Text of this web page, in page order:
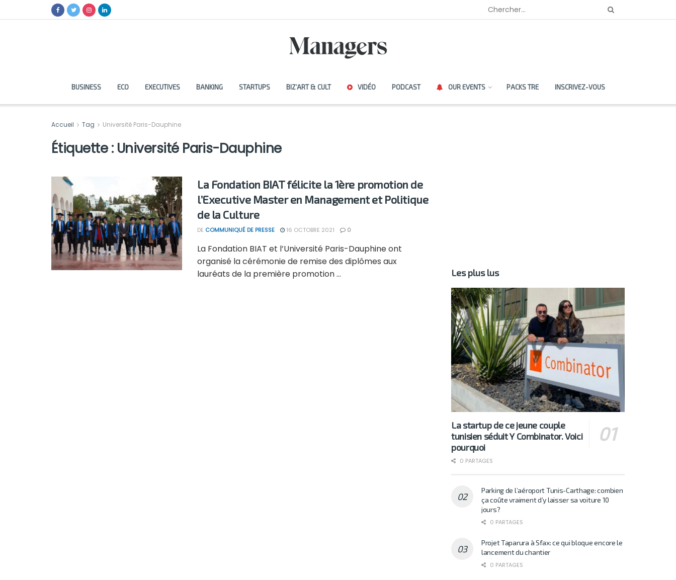
BUSINESS ECO EXECUTIVES BANKING STARTUPS BIZ’ART & CULT VIDÉO PODCAST OUR EVENTS PACKS TRE INSCRIVEZ-VOUS
Accueil Tag Université Paris-Dauphine
Étiquette : Université Paris-Dauphine
La Fondation BIAT félicite la 1ère promotion de
l’Executive Master en Management et Politique
de la Culture
DE COMMUNIQUÉ DE PRESSE 16 OCTOBRE 2021 0
La Fondation BIAT et l’Université Paris-Dauphine ont
organisé la cérémonie de remise des diplômes aux
lauréats de la première promotion ...
Les plus lus
La startup de ce jeune couple
tunisien séduit Y Combinator. Voici
pourquoi
0 PARTAGES
Parking de l’aéroport Tunis-Carthage: combien
ça coûte vraiment d’y laisser sa voiture 10
jours?
0 PARTAGES
Projet Taparura à Sfax: ce qui bloque encore le
lancement du chantier
0 PARTAGES